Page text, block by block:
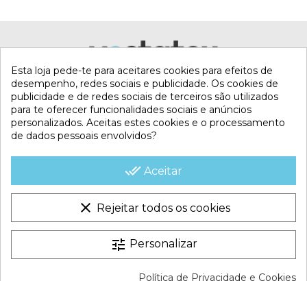
CONTACTA CON NOSOTROS
CONDICIONES COMERCIALES
Aviso legal | Termos e Condições |
Esta loja pede-te para aceitares cookies para efeitos de
desempenho, redes sociais e publicidade. Os cookies de
publicidade e de redes sociais de terceiros são utilizados
para te oferecer funcionalidades sociais e anúncios
personalizados. Aceitas estes cookies e o processamento
de dados pessoais envolvidos?
done_all Aceitar
clear Rejeitar todos os cookies
tune Personalizar
Política de Privacidade e Cookies